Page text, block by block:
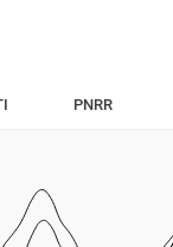
PNRR